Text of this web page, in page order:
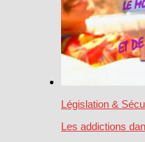
Législation &
Les addictions